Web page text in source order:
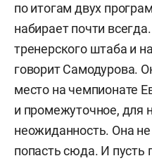
по итогам двух
набирает почти
тренерского штаба и
говорит Самодурова.
место на чемпионате
и промежуточное, для
неожиданность. Она
попасть сюда. И пусть